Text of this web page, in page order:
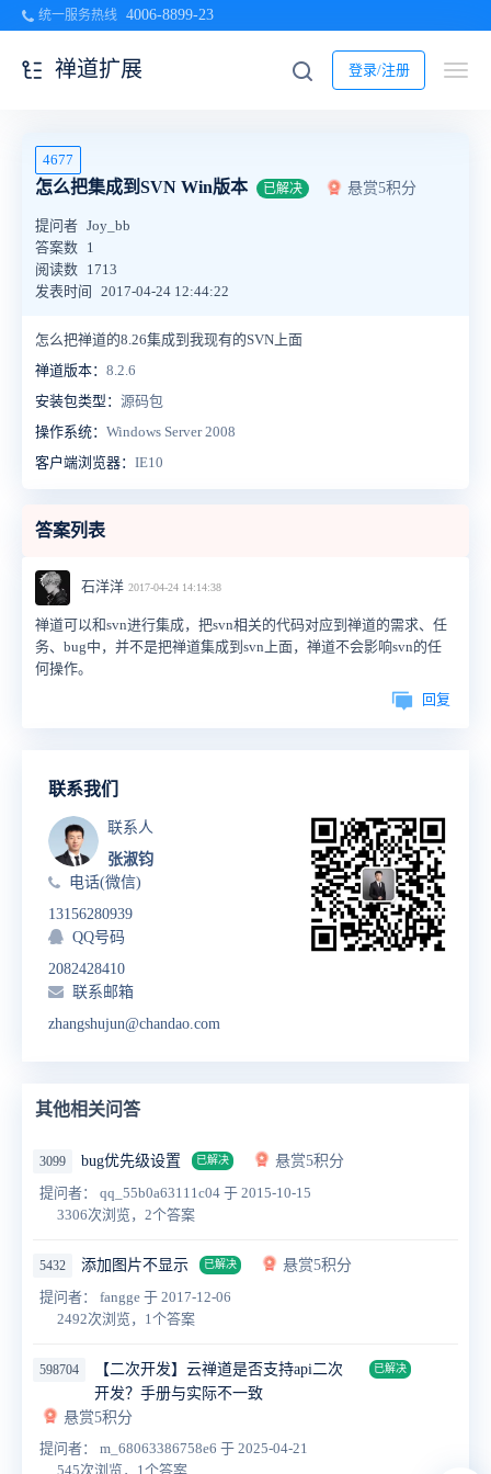
统一服务热线 4006-8899-23
登录/注册
禅道扩展
4677
怎么把集成到SVN Win版本 已解决 悬赏5积分
提问者 Joy_bb
答案数 1
阅读数 1713
发表时间
2017-04-24 12:44:22
怎么把禅道的8.26集成到我现有的SVN上面
禅道版本： 8.2.6
安装包类型： 源码包
操作系统： Windows Server 2008
客户端浏览器： IE10
答案列表
石洋洋 2017-04-24 14:14:38
禅道可以和svn进行集成，把svn相关的代码对应到禅道的需求、任
务、bug中，并不是把禅道集成到svn上面，禅道不会影响svn的任
何操作。
回复
联系我们
联系人
张淑钧
电话(微信)
13156280939
QQ号码
2082428410
联系邮箱
zhangshujun@chandao.com
其他相关问答
3099 bug优先级设置 已解决
悬赏5积分
提问者： qq_55b0a63111c04 于 2015-10-15
3306次浏览，2个答案
5432 添加图片不显示 已解决
悬赏5积分
提问者： fangge 于 2017-12-06
2492次浏览，1个答案
598704
【二次开发】云禅道是否支持api二次
开发？手册与实际不一致
已解决
悬赏5积分
提问者： m_68063386758e6 于 2025-04-21
545次浏览，1个答案